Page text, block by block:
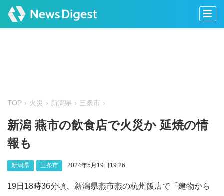
TOP 火災 新潟県 三条市
新潟 燕市の飲食店で火災か 延焼の情
報も
新潟県 三条市 2024年5月19日19:26
19日18時36分頃、新潟県燕市燕の杭州飯店で「建物から